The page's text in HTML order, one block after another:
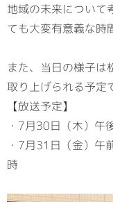
地域の未来について
ても大変有意義な時
また、当日の様子は
取り上げられる予定
【放送予定】
・7月30日（木）午
・7月31日（金）午
時